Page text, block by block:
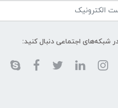
در شبکه‌های اجتماعی دنبال کنید: